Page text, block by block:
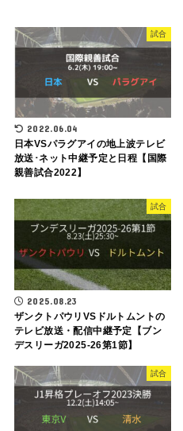
試合
2022.06.04
日本VSパラグアイの地上波テレビ
放送･ネット中継予定と日程【国際
親善試合2022】
試合
2025.08.23
ザンクトパウリVSドルトムントの
テレビ放送・配信中継予定【ブン
デスリーガ2025-26第1節】
試合